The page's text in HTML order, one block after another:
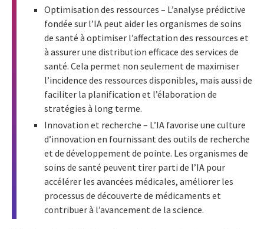
Optimisation des ressources – L’analyse prédictive
fondée sur l’IA peut aider les organismes de soins
de santé à optimiser l’affectation des ressources et
à assurer une distribution efficace des services de
santé. Cela permet non seulement de maximiser
l’incidence des ressources disponibles, mais aussi de
faciliter la planification et l’élaboration de
stratégies à long terme.
Innovation et recherche – L’IA favorise une culture
d’innovation en fournissant des outils de recherche
et de développement de pointe. Les organismes de
soins de santé peuvent tirer parti de l’IA pour
accélérer les avancées médicales, améliorer les
processus de découverte de médicaments et
contribuer à l’avancement de la science.